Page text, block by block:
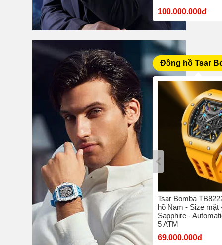
10.380.000đ 100.000.000đ
Đồng hồ Tsar
Tsar Bomba TB8204Q-05 - Đồng
hồ nam - Size mặt 42 mm -
Sapphire - Quartz/Pin - Chịu
nước 5 ATM
7.700.000đ
Tsar Bomba
hồ Nam - Size mặt
Sapphire -
5 ATM
69.000.000đ